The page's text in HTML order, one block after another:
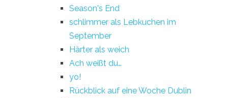
Season's End
schlimmer als Lebkuchen im
September
Härter als weich
Ach weißt du…
yo!
Rückblick auf eine Woche Dublin